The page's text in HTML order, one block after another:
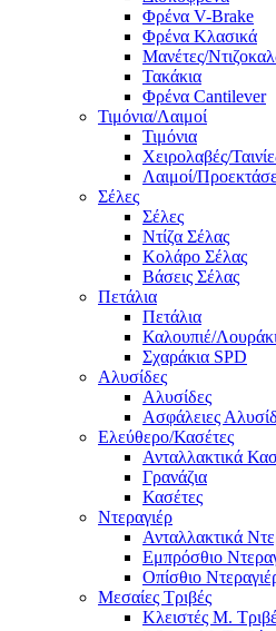
Φρένα V-Brake
Φρένα Κλασικά
Μανέτες/
Τακάκια
Φρένα Cantilever
Τιμόνια/Λαιμοί
Τιμόνια
Χειρολαβές/
Λαιμοί/
Σέλες
Σέλες
Ντίζα Σέλας
Κολάρο Σέλας
Βάσεις Σέλας
Πετάλια
Πετάλια
Καλουπιέ/
Σχαράκια SPD
Αλυσίδες
Αλυσίδες
Ασφάλειες
Ελεύθερο/Κασέτες
Ανταλλακτικά
Γρανάζια
Κασέτες
Ντεραγιέρ
Ανταλλακτικά
Εμπρόσθιο
Οπίσθιο
Μεσαίες Τριβές
Κλειστές Μ.